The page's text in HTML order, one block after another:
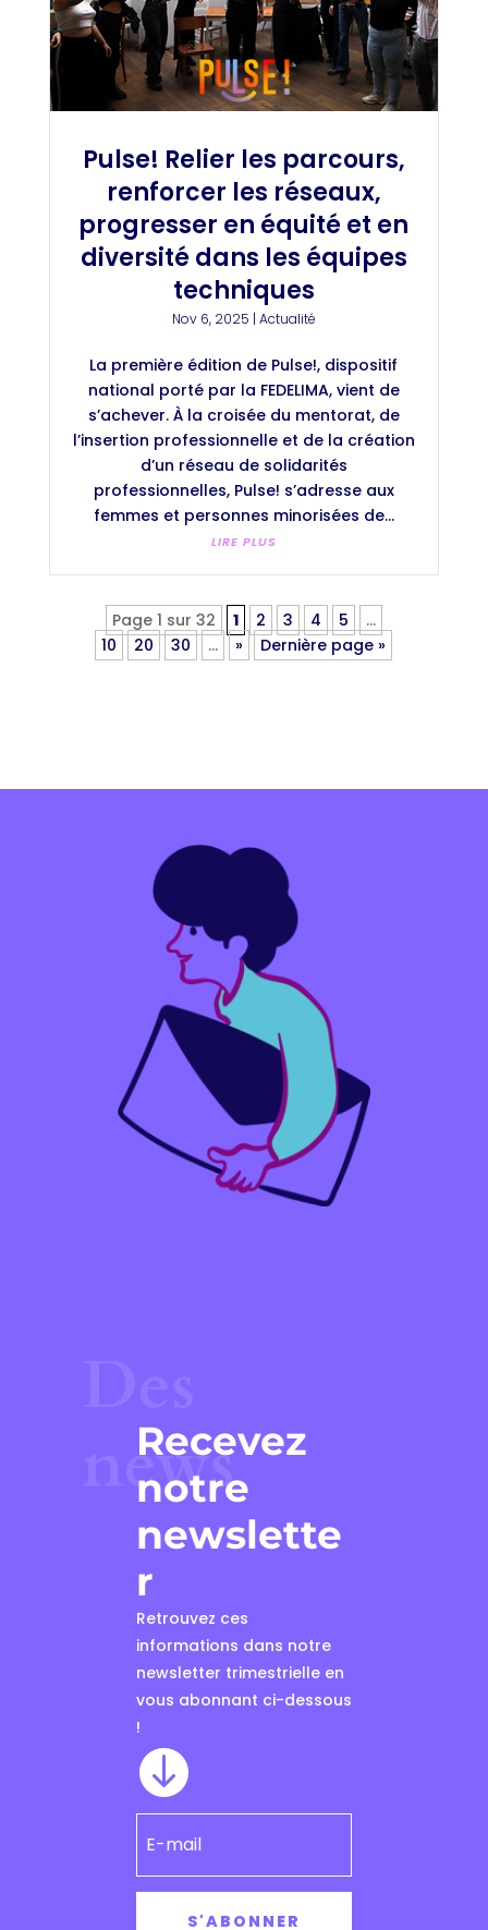
Pulse! Relier les parcours,
renforcer les réseaux,
progresser en équité et en
diversité dans les équipes
techniques
Nov 6, 2025 | Actualité
La première édition de Pulse!, dispositif
national porté par la FEDELIMA, vient de
s’achever. À la croisée du mentorat, de
l’insertion professionnelle et de la création
d’un réseau de solidarités
professionnelles, Pulse! s’adresse aux
femmes et personnes minorisées de...
LIRE PLUS
Page 1 sur 32 1 2 3 4 5
…
10
20 30 … » Dernière page »
news
Recevez
notre
newslette
r
Retrouvez ces
informations dans notre
newsletter trimestrielle en
vous abonnant ci-dessous
!

S'ABONNER